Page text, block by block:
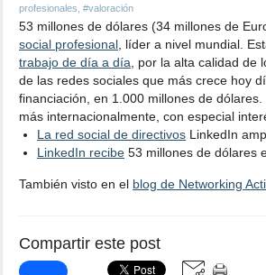
profesionales #valoración
53 millones de dólares (34 millones de
social profesional , líder a nivel mundial.
trabajo de día a día , por la alta calidad
de las redes sociales que más crece hoy
financiación, en 1.000 millones de
más internacionalmente, con especial
La red social de directivos LinkedIn
LinkedIn recibe 53 millones de dólares
También visto en el blog de Networking
Compartir este post